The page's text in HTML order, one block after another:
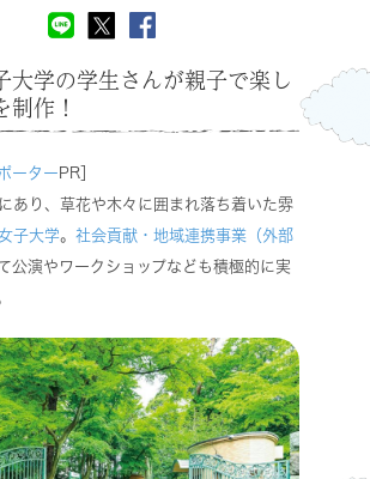
大学の学生さんが親子で楽し
作！
ーター PR］
あり、草花や木々に囲まれ落ち着いた雰
子大学。 社会貢献・地域連携事業（外部
公演やワークショップなども積極的に実